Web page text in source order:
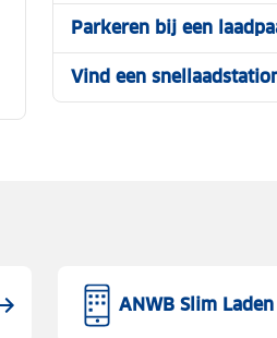
Parkeren bij een
Vind een
ANWB Slim Laden